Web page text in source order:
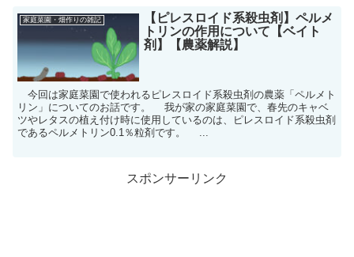
家庭菜園・畑作りの雑記
【ピレスロイド系殺虫剤】ペルメ
トリンの作用について【ベイト
剤】【農薬解説】
今回は家庭菜園で使われるピレスロイド系殺虫剤の農薬「ペルメト
リン」についてのお話です。 我が家の家庭菜園で、春先のキャベ
ツやレタスの植え付け時に使用しているのは、ピレスロイド系殺虫剤
であるペルメトリン0.1％粒剤です。 ...
スポンサーリンク